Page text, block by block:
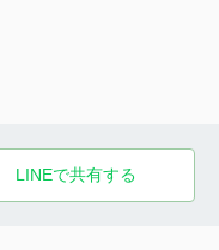
LINEで共有する